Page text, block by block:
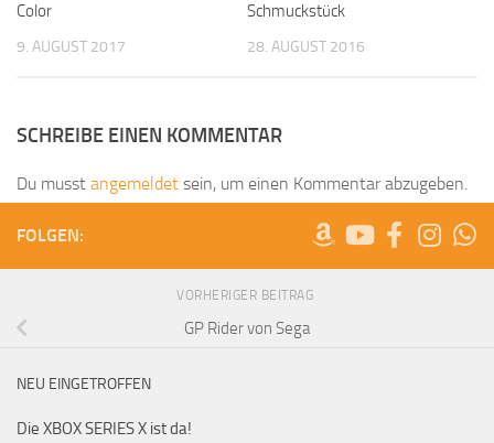
Color
9. AUGUST 2017
Schmuckstück
28. AUGUST 2016
SCHREIBE EINEN KOMMENTAR
Du musst angemeldet sein, um einen Kommentar abzugeben.
FOLGEN:
VORHERIGER BEITRAG
GP Rider von Sega
NEU EINGETROFFEN
Die XBOX SERIES X ist da!